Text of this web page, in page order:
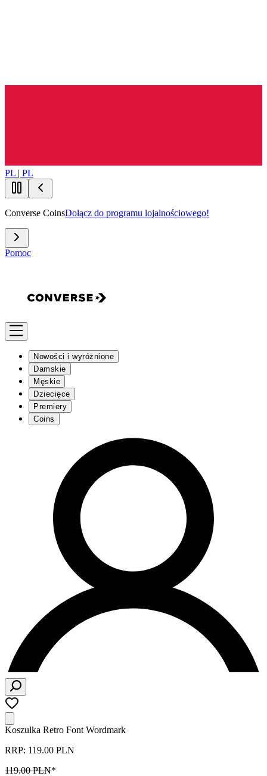
PL | PL
Converse CoinsDołącz do programu lojalnościowego!
Pomoc
Nowości i wyróżnione
Damskie
Męskie
Dziecięce
Premiery
Coins
Koszulka Retro Font Wordmark
RRP: 119.00 PLN
119.00 PLN*